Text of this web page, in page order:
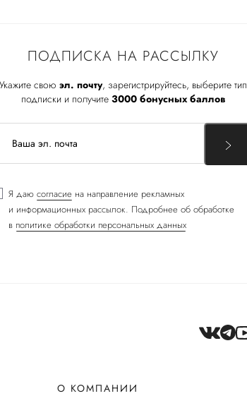
ПОДПИСКА НА РАССЫЛКУ
Укажите свою эл. почту, зарегистрируйтесь, выберите тип
подписки и получите 3000 бонусных баллов
Я даю согласие на направление рекламных
и информационных рассылок. Подробнее об обработке
в политике обработки персональных данных
О КОМПАНИИ